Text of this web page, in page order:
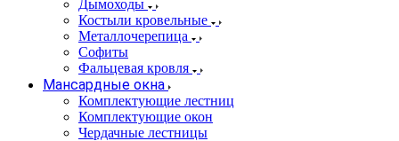
Дымоходы
Костыли кровельные
Металлочерепица
Софиты
Фальцевая кровля
Мансардные окна
Комплектующие лестниц
Комплектующие окон
Чердачные лестницы